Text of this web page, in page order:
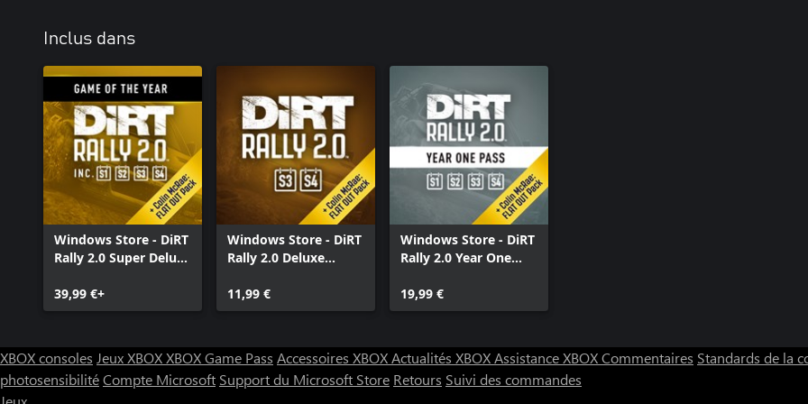
Inclus dans
Windows Store - DiRT
Rally 2.0 Super Deluxe
39,99 €+
Windows Store - DiRT
Rally 2.0 Deluxe
(Seasons 3 and 4)
11,99 €
Windows Store - DiRT
Rally 2.0 Year One
19,99 €
XBOX consoles Jeux XBOXXBOX Game Pass Accessoires XBOXActualités XBOXAssistance XBOXCommentaires Standards de la
photosensibilitéCompte Microsoft Support du Microsoft Store Retours Suivi des commandes